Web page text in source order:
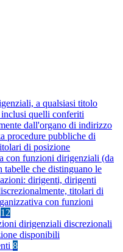
a qualsiasi titolo
quelli conferiti
dall'organo di indirizzo
procedure pubbliche di
di posizione
con funzioni dirigenziali (da
tabelle che distinguano le
dirigenti, dirigenti
titolari di
con funzioni
12
dirigenziali discrezionali
disponibili
8